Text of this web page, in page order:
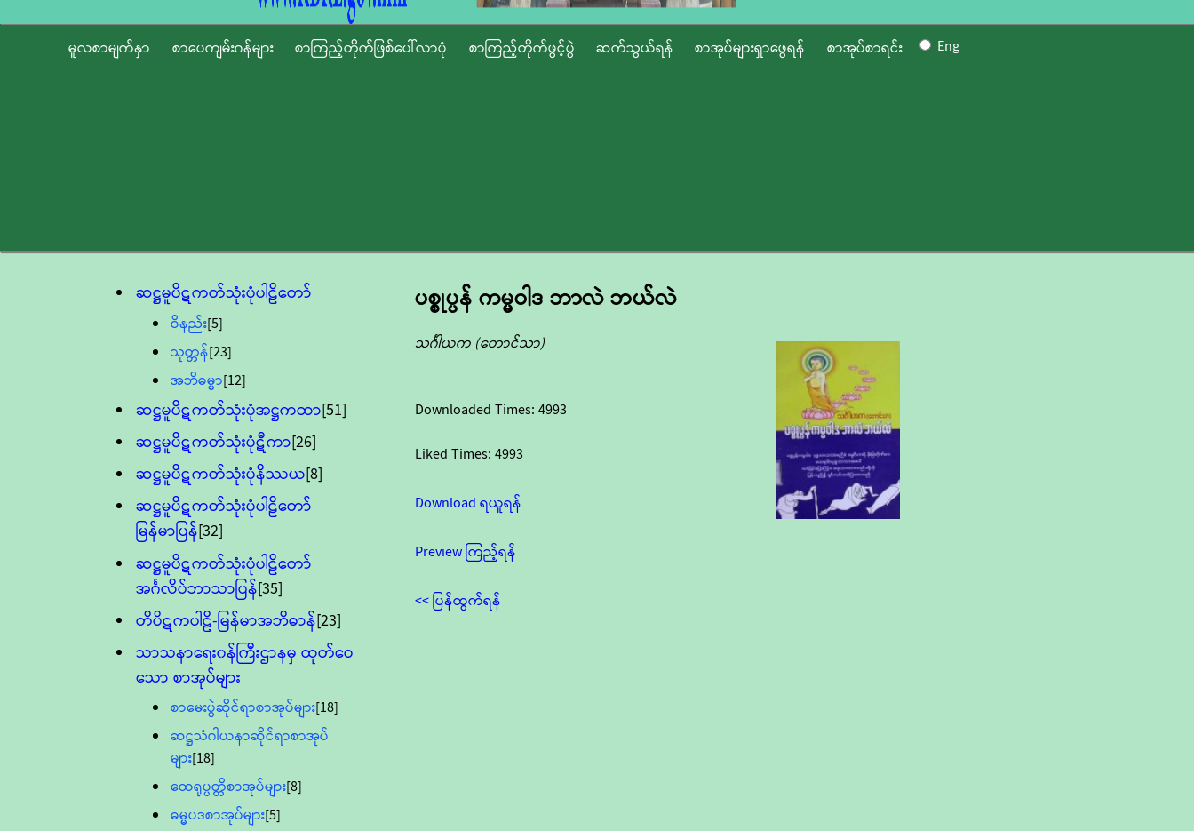
မူလစာမျက်နှာ စာပေကျမ်းဂန်များ စာကြည့်တိုက်ဖြစ်ပေါ်လာပုံ စာကြည့်တိုက်ဖွင့်ပွဲ ဆက်သွယ်ရန် စာအုပ်များရှာဖွေရန် စာအုပ်စာရင်း Eng
ဆဋ္ဌမူပိဋကတ်သုံးပုံပါဠိတော်
ဝိနည်း[5]
သုတ္တန်[23]
အဘိဓမ္မာ[12]
ဆဋ္ဌမူပိဋကတ်သုံးပုံအဋ္ဌကထာ[51]
ဆဋ္ဌမူပိဋကတ်သုံးပုံဋီကာ[26]
ဆဋ္ဌမူပိဋကတ်သုံးပုံနိဿယ[8]
ဆဋ္ဌမူပိဋကတ်သုံးပုံပါဠိတော်
မြန်မာပြန်[32]
ဆဋ္ဌမူပိဋကတ်သုံးပုံပါဠိတော်
အင်္ဂလိပ်ဘာသာပြန်[35]
တိပိဋကပါဠိ-မြန်မာအဘိဓာန်[23]
သာသနာရေး၀န်ကြီးဌာနမှ ထုတ်ဝေ
သော စာအုပ်များ
စာမေးပွဲဆိုင်ရာစာအုပ်များ[18]
ဆဋ္ဌသံဂါယနာဆိုင်ရာစာအုပ်
များ[18]
ထေရုပ္ပတ္တိစာအုပ်များ[8]
ဓမ္မပဒစာအုပ်များ[5]
ပစ္စုပ္ပန် ကမ္မဝါဒ ဘာလဲ ဘယ်လဲ
သင်္ဂါယက (တောင်သာ)
Downloaded Times: 4993
Liked Times: 4993
Download ရယူရန်
Preview ကြည့်ရန်
<< ပြန်ထွက်ရန်